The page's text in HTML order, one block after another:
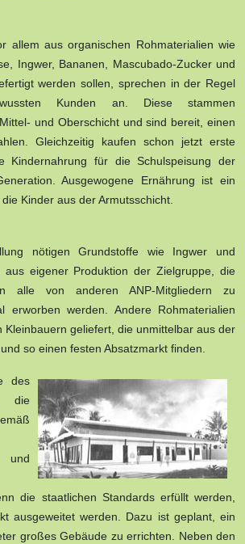
allem aus organischen Rohmaterialien wie
Ingwer, Bananen, Mascubado-Zucker und
werden sollen, sprechen in der Regel
Kunden an. Diese stammen
und Oberschicht und sind bereit, einen
Gleichzeitig kaufen schon jetzt erste
Kindernahrung für die Schulspeisung der
Ausgewogene Ernährung ist ein
Kinder aus der Armutsschicht.
nötigen Grundstoffe wie Ingwer und
aus eigener Produktion der Zielgruppe, die
alle von anderen ANP-Mitgliedern zu
erworben werden. Andere Rohmaterialien
Kleinbauern geliefert, die unmittelbar aus der
so einen festen Absatzmarkt finden.
des
die
und
die staatlichen Standards erfüllt werden,
ausgeweitet werden. Dazu ist geplant, ein
großes Gebäude zu errichten. Neben den